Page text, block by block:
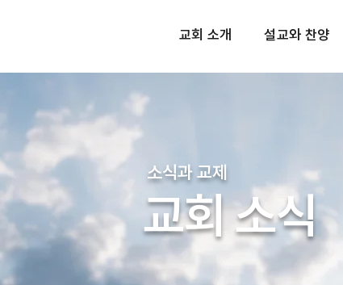
교회 소개 설교와 찬양
소식과 교제
교회 소식